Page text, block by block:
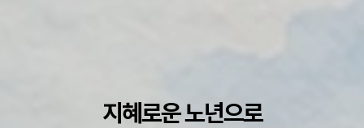
지혜로운 노년으로